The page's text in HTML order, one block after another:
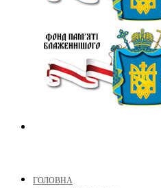
ГОЛОВНА